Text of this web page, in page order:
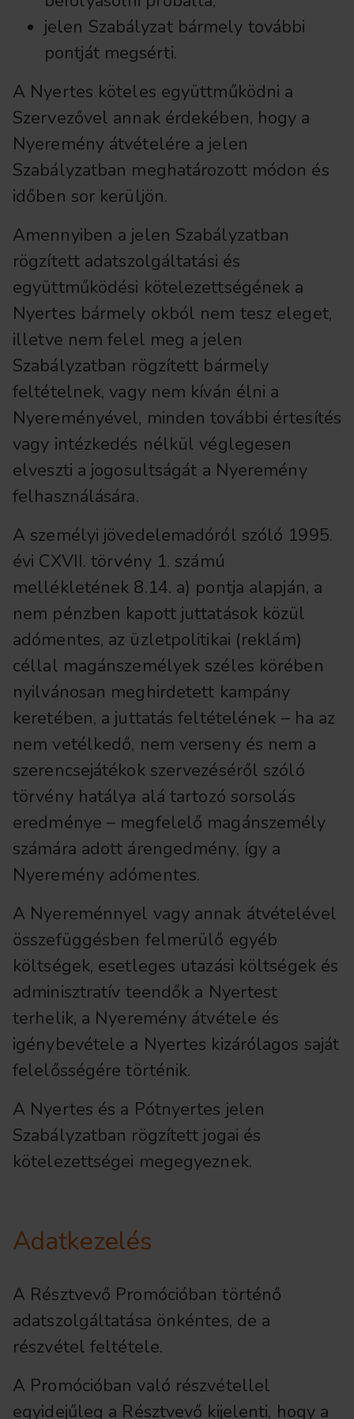
jelen Szabályzat bármely további
pontját megsérti.
A Nyertes köteles együttműködni a
Szervezővel annak érdekében, hogy a
Nyeremény átvételére a jelen
Szabályzatban meghatározott módon és
időben sor kerüljön.
Amennyiben a jelen Szabályzatban
rögzített adatszolgáltatási és
együttműködési kötelezettségének a
Nyertes bármely okból nem tesz eleget,
illetve nem felel meg a jelen
Szabályzatban rögzített bármely
feltételnek, vagy nem kíván élni a
Nyereményével, minden további értesítés
vagy intézkedés nélkül véglegesen
elveszti a jogosultságát a Nyeremény
felhasználására.
A személyi jövedelemadóról szóló 1995.
évi CXVII. törvény 1. számú
mellékletének 8.14. a) pontja alapján, a
nem pénzben kapott juttatások közül
adómentes, az üzletpolitikai (reklám)
céllal magánszemélyek széles körében
nyilvánosan meghirdetett kampány
keretében, a juttatás feltételének – ha az
nem vetélkedő, nem verseny és nem a
szerencsejátékok szervezéséről szóló
törvény hatálya alá tartozó sorsolás
eredménye – megfelelő magánszemély
számára adott árengedmény, így a
Nyeremény adómentes.
A Nyereménnyel vagy annak átvételével
összefüggésben felmerülő egyéb
költségek, esetleges utazási költségek és
adminisztratív teendők a Nyertest
terhelik, a Nyeremény átvétele és
igénybevétele a Nyertes kizárólagos saját
felelősségére történik.
A Nyertes és a Pótnyertes jelen
Szabályzatban rögzített jogai és
kötelezettségei megegyeznek.
Adatkezelés
A Résztvevő Promócióban történő
adatszolgáltatása önkéntes, de a
részvétel feltétele.
A Promócióban való részvétellel
egyidejűleg a Résztvevő kijelenti, hogy a